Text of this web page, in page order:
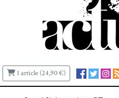
1 article (24,90 €)